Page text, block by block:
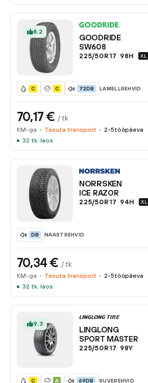
8.2
GOODRIDE
SW608
225/50R17 98H XL
C C 72DB LAMELLREHVID
70,17 € / tk
KM-ga Tasuta transport 2-5tööpäeva
32 tk. laos
NORRSKEN
ICE RAZOR
225/50R17 94H XL
DB NAASTREHVID
70,34 € / tk
KM-ga Tasuta transport 2-5tööpäeva
32 tk. laos
9.3
LINGLONG
SPORT MASTER
225/50R17 98Y
C A 69DB SUVEREHVID